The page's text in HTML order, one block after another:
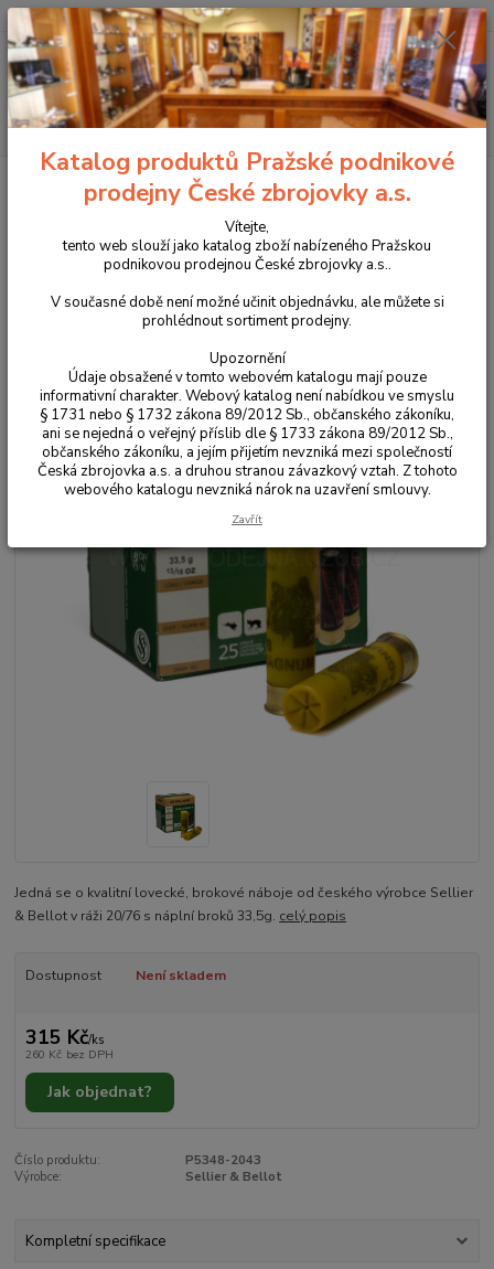
Menu
Hledat
+420 225 375 800
Brokové náboje
Brokové náboje 20/76 MAGNUM 33,5g
Brokové náboje 20/76 MAGNUM
33,5g 3,5mm
Jedná se o kvalitní lovecké, brokové náboje od českého výrobce Sellier
& Bellot v ráži 20/76 s náplní broků 33,5g. celý popis
Dostupnost Není skladem
315 Kč/ks
260 Kč bez DPH
Jak objednat?
Číslo produktu:
P5348-2043
Výrobce:
Sellier & Bellot
Kompletní specifikace
Katalog produktů Pražské podnikové
prodejny České zbrojovky a.s.
Vítejte,
tento web slouží jako katalog zboží nabízeného Pražskou
podnikovou prodejnou České zbrojovky a.s..
V současné době není možné učinit objednávku, ale můžete si
prohlédnout sortiment prodejny.
Upozornění
Údaje obsažené v tomto webovém katalogu mají pouze
informativní charakter. Webový katalog není nabídkou ve smyslu
§ 1731 nebo § 1732 zákona 89/2012 Sb., občanského zákoníku,
ani se nejedná o veřejný příslib dle § 1733 zákona 89/2012 Sb.,
občanského zákoníku, a jejím přijetím nevzniká mezi společností
Česká zbrojovka a.s. a druhou stranou závazkový vztah. Z tohoto
webového katalogu nevzniká nárok na uzavření smlouvy.
Zavřít